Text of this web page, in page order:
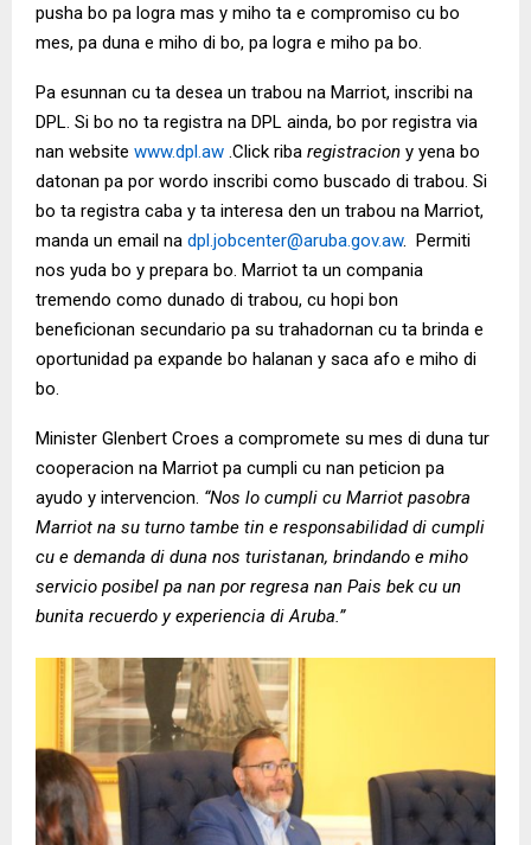
pusha bo pa logra mas y miho ta e compromiso cu bo
mes, pa duna e miho di bo, pa logra e miho pa bo.
Pa esunnan cu ta desea un trabou na Marriot, inscribi na
DPL. Si bo no ta registra na DPL ainda, bo por registra via
nan website www.dpl.aw .Click riba registracion y yena bo
datonan pa por wordo inscribi como buscado di trabou. Si
bo ta registra caba y ta interesa den un trabou na Marriot,
manda un email na dpl.jobcenter@aruba.gov.aw. Permiti
nos yuda bo y prepara bo. Marriot ta un compania
tremendo como dunado di trabou, cu hopi bon
beneficionan secundario pa su trahadornan cu ta brinda e
oportunidad pa expande bo halanan y saca afo e miho di
bo.
Minister Glenbert Croes a compromete su mes di duna tur
cooperacion na Marriot pa cumpli cu nan peticion pa
ayudo y intervencion. “Nos lo cumpli cu Marriot pasobra
Marriot na su turno tambe tin e responsabilidad di cumpli
cu e demanda di duna nos turistanan, brindando e miho
servicio posibel pa nan por regresa nan Pais bek cu un
bunita recuerdo y experiencia di Aruba.”